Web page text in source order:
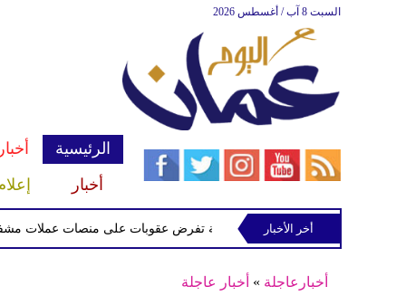
السبت 8 آب / أغسطس 2026
الرئيسية
أخبار
الخزانة الأميركية تفرض عقوبات على منصات عملات مشفرة
أخر الأخبار
أخبارعاجلة » أخبار عاجلة